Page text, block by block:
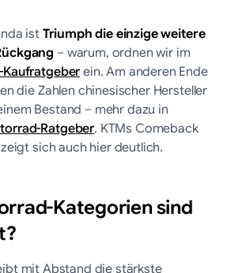
istTriumph die einzige weitere
– warum, ordnen wir im
ein. Am anderen Ende
die Zahlen chinesischer Hersteller
Bestand – mehr dazu in
Ratgeber. KTMs Comeback
sich auch hier deutlich.
Kategorien sind
mit Abstand die stärkste